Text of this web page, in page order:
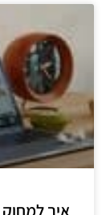
איך